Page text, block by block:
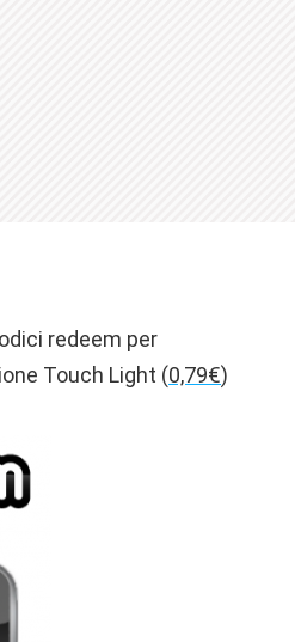
redeem per
Touch Light (0,79€)